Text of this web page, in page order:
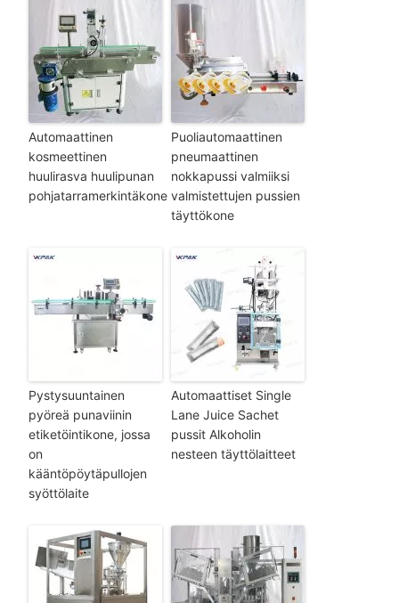
Automaattinen
kosmeettinen
huulirasva huulipunan
pohjatarramerkintäkone
Puoliautomaattinen
pneumaattinen
nokkapussi valmiiksi
valmistettujen pussien
täyttökone
Pystysuuntainen
pyöreä punaviinin
etiketöintikone, jossa
on
kääntöpöytäpullojen
syöttölaite
Automaattiset Single
Lane Juice Sachet
pussit Alkoholin
nesteen täyttölaitteet